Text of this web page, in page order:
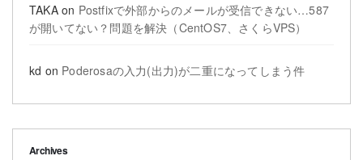
TAKAon Postfixで外部からのメールが受信できない…587
が開いてない？問題を解決（CentOS7、さくらVPS）
kd on Poderosaの入力(出力)が二重になってしまう件
Archives